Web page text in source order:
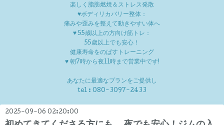
楽しく脂肪燃焼＆ストレス発散
♥ボディリカバリー整体：
痛みや歪みを整えて動きやすい体へ
♥ 55歳以上の方向け筋トレ：
55歳以上でも安心！
健康寿命をのばすトレーニング
♥ 朝7時から夜11時まで営業中です!
あなたに最適なプランをご提供し
tel : 080-3097-2433
2025-09-06 02:20:00